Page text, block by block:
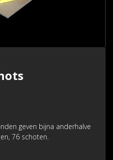
geven bijna anderhalve
76 schoten.